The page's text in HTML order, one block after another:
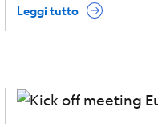
Leggi tutto